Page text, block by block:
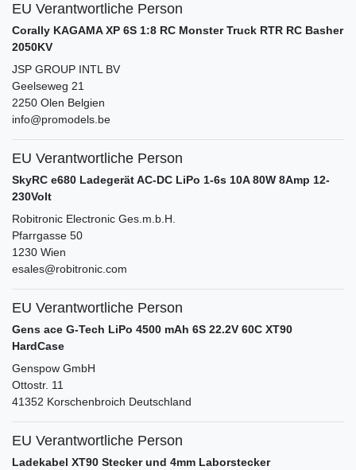
EU Verantwortliche Person
Corally KAGAMA XP 6S 1:8 RC Monster Truck RTR RC Basher
2050KV
JSP GROUP INTL BV
Geelseweg 21
2250 Olen Belgien
info@promodels.be
EU Verantwortliche Person
SkyRC e680 Ladegerät AC-DC LiPo 1-6s 10A 80W 8Amp 12-
230Volt
Robitronic Electronic Ges.m.b.H.
Pfarrgasse 50
1230 Wien
esales@robitronic.com
EU Verantwortliche Person
Gens ace G-Tech LiPo 4500 mAh 6S 22.2V 60C XT90
HardCase
Genspow GmbH
Ottostr. 11
41352 Korschenbroich Deutschland
EU Verantwortliche Person
Ladekabel XT90 Stecker und 4mm Laborstecker